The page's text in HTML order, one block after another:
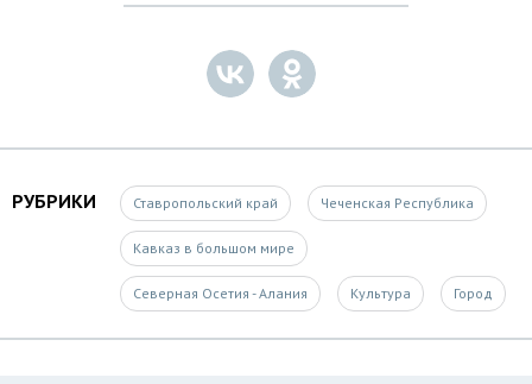
РУБРИКИ Ставропольский край Чеченская Республика
Кавказ в большом мире
Северная Осетия - Алания Культура Город